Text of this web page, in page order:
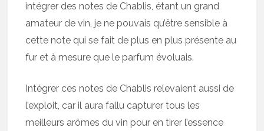
intégrer des notes de Chablis, étant un grand
amateur de vin, je ne pouvais qu’être sensible à
cette note qui se fait de plus en plus présente au
fur et à mesure que le parfum évoluais.
Intégrer ces notes de Chablis relevaient aussi de
l’exploit, car il aura fallu capturer tous les
meilleurs arômes du vin pour en tirer l’essence